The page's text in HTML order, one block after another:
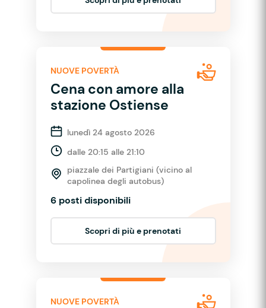
NUOVE POVERTÀ
Cena con amore alla
stazione Ostiense
lunedì 24 agosto 2026
dalle 20:15 alle 21:10
piazzale dei Partigiani (vicino al
capolinea degli autobus)
6 posti disponibili
Scopri di più e prenotati
NUOVE POVERTÀ